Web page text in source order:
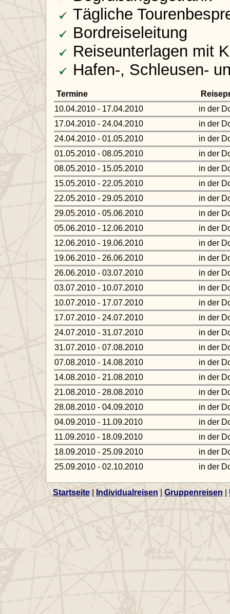
Tägliche
Bordreiseleitung
Reiseunterlagen mit
Hafen-, Schleusen-
Termine
10.04.2010 - 17.04.2010
in der
17.04.2010 - 24.04.2010
in der
24.04.2010 - 01.05.2010
in der
01.05.2010 - 08.05.2010
in der
08.05.2010 - 15.05.2010
in der
15.05.2010 - 22.05.2010
in der
22.05.2010 - 29.05.2010
in der
29.05.2010 - 05.06.2010
in der
05.06.2010 - 12.06.2010
in der
12.06.2010 - 19.06.2010
in der
19.06.2010 - 26.06.2010
in der
26.06.2010 - 03.07.2010
in der
03.07.2010 - 10.07.2010
in der
10.07.2010 - 17.07.2010
in der
17.07.2010 - 24.07.2010
in der
24.07.2010 - 31.07.2010
in der
31.07.2010 - 07.08.2010
in der
07.08.2010 - 14.08.2010
in der
14.08.2010 - 21.08.2010
in der
21.08.2010 - 28.08.2010
in der
28.08.2010 - 04.09.2010
in der
04.09.2010 - 11.09.2010
in der
11.09.2010 - 18.09.2010
in der
18.09.2010 - 25.09.2010
in der
25.09.2010 - 02.10.2010
in der
Startseite Individualreisen Gruppenreisen